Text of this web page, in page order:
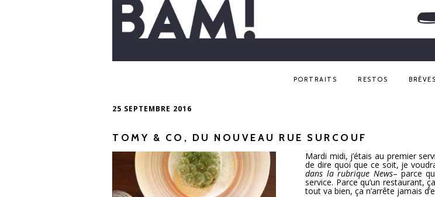
PORTRAITS RESTOS
25 SEPTEMBRE 2016
TOMY & CO, DU NOUVEAU RUE SURCOUF
Mardi midi, j’étais au premier
de dire quoi que ce soit, je
dans la rubrique News– parce
service. Parce qu’un restaurant,
tout va bien, ça n’arrête jamais